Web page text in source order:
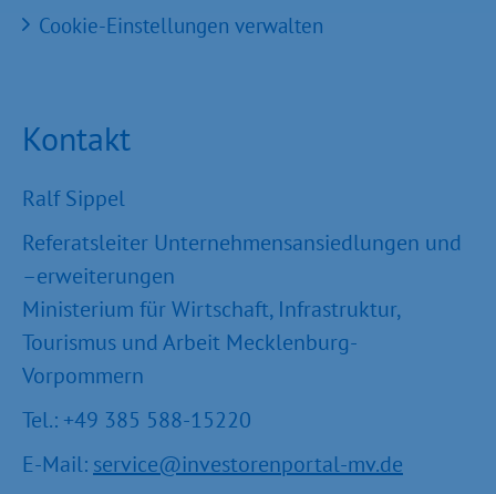
Cookie-Einstellungen verwalten
Kontakt
Ralf Sippel
Referatsleiter Unternehmensansiedlungen und
–erweiterungen
Ministerium für Wirtschaft, Infrastruktur,
Tourismus und Arbeit Mecklenburg-
Vorpommern
Tel.: +49 385 588-15220
E-Mail: service@investorenportal-mv.de